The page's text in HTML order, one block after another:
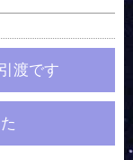
渡です